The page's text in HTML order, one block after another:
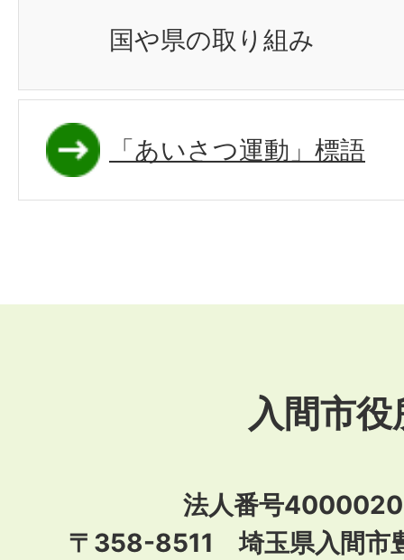
国や県の取り組み
「あいさつ運動」標語
入間市役
法人番号
〒358-8511 埼玉県入間市